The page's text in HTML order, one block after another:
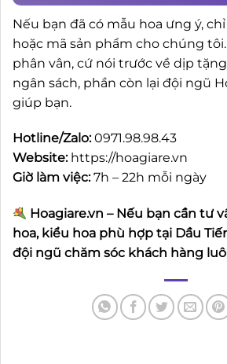
Nếu bạn đã có mẫu hoa ưng ý,
hoặc mã sản phẩm cho chúng
phân vân, cứ nói trước về dịp
ngân sách, phần còn lại đội ngũ
giúp bạn.
Hotline/Zalo:0971.98.98.43
Website: https://hoagiare.vn
Giờ làm việc:7h – 22h mỗi ngày
Hoagiare.vn – Nếu bạn cần tư
hoa, kiểu hoa phù hợp tại Dầu
đội ngũ chăm sóc khách hàng